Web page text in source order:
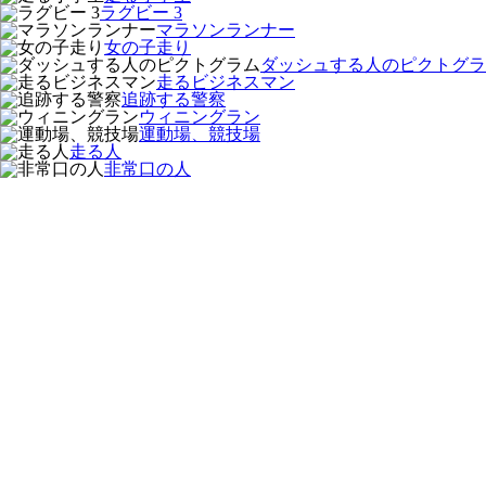
ラグビー 3
マラソンランナー
女の子走り
ダッシュする人のピクトグ
走るビジネスマン
追跡する警察
ウィニングラン
運動場、競技場
走る人
非常口の人